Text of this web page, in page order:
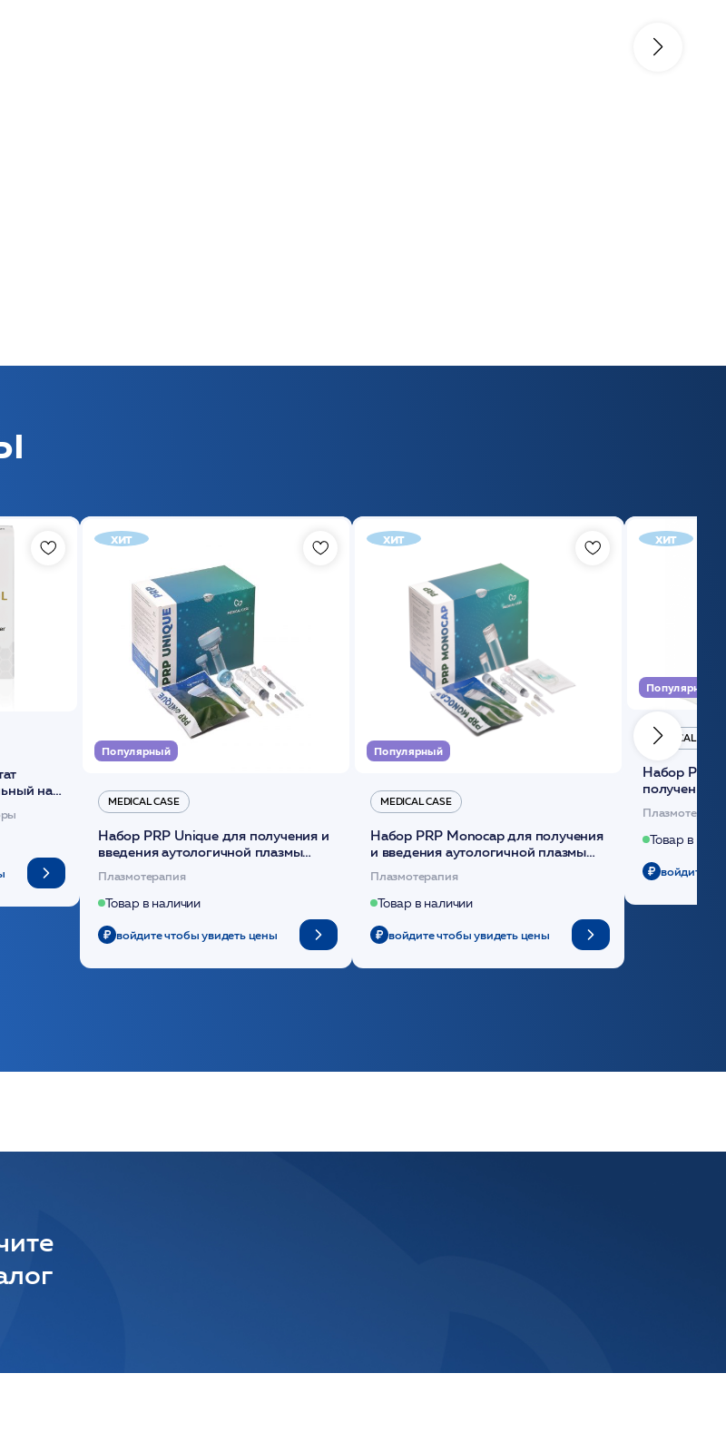
на
хит
Популярный
MEDICAL CASE
Набор PRP Unique для получения и
введения аутологичной плазмы
(саше 1шт)/Medical Case
Плазмотерапия
Товар в наличии
войдите чтобы увидеть цены
хит
Популярный
MEDICAL CASE
Набор PRP Monocap для получения
и введения аутологичной плазмы
(саше 1шт)/Medical Case
Плазмотерапия
Товар в наличии
войдите чтобы увидеть цены
хит
Популярный
MEDICAL CASE
Набор Plasmoactive Стандарт для
получения
плазмы
Товар в
войдите